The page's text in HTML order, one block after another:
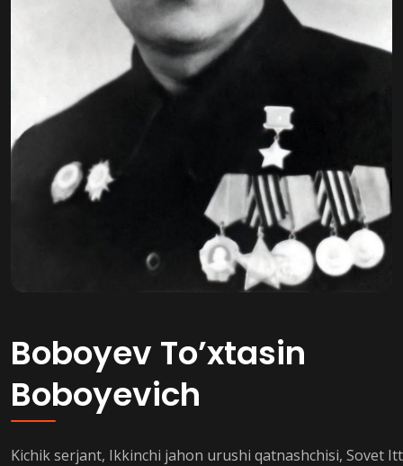
Boboyev To’xtasin
Boboyevich
Kichik serjant, Ikkinchi jahon urushi qatnashchisi, Sovet